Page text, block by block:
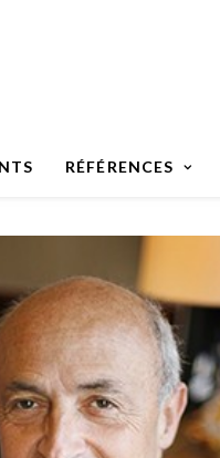
RÉFÉRENCES